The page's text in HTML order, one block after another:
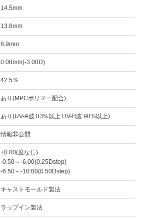
14.5mm
13.8mm
8.9mm
0.08mm(-3.00D)
42.5％
あり(MPCポリマー配合)
あり(UV-A波:83%以上 UV-B波:98%以上)
情報非公開
±0.00(度なし)
-0.50～-6.00(0.25Dstep)
-6.50～-10.00(0.50Dstep)
キャストモールド製法
ラップイン製法